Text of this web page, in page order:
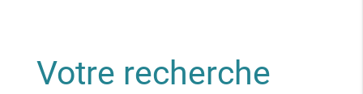
Votre recherche